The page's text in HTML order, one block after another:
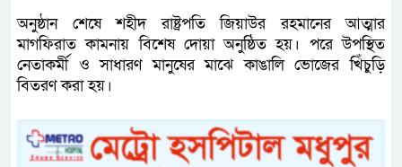
অনুষ্ঠান শেষে শহীদ রাষ্ট্রপতি জিয়াউর রহমানের আত্মার
মাগফিরাত কামনায় বিশেষ দোয়া অনুষ্ঠিত হয়। পরে উপস্থিত
নেতাকর্মী ও সাধারণ মানুষের মাঝে কাঙালি ভোজের খিঁচুড়ি
বিতরণ করা হয়।